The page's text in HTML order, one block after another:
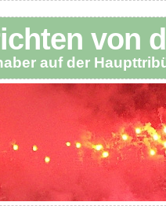
von
auf der